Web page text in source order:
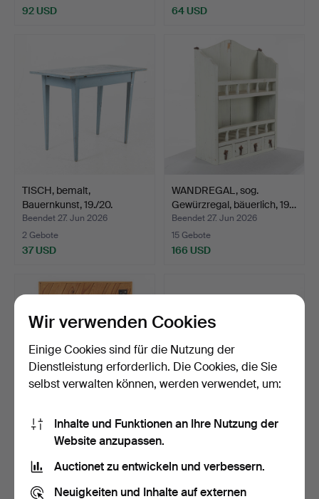
92 USD 64 USD
TISCH, bemalt,
Bauernkunst, 19./20.
Jahrhu…
Beendet 27. Jun 2026
2 Gebote
37 USD
WANDREGAL, sog.
Gewürzregal, bäuerlich, 19…
Beendet 27. Jun 2026
15 Gebote
166 USD
BILD, Montage älterer
Schlösser und Scharn…
1 Gebot
32 USD
SCHREIBTISCH, erste
43 USD
Wir verwenden Cookies
Einige Cookies sind für die Nutzung der
Dienstleistung erforderlich. Die Cookies, die Sie
selbst verwalten können, werden verwendet, um:
Inhalte und Funktionen an Ihre Nutzung der
Website anzupassen.
Auctionet zu entwickeln und verbessern.
Neuigkeiten und Inhalte auf externen